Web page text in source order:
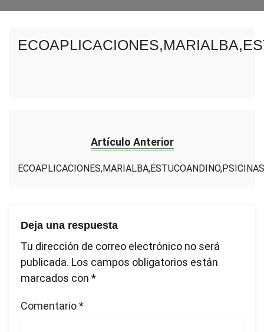
Artículo Anterior
ECOAPLICACIONES,MARIALBA,ESTUCOANDINO,PSICINAS
Deja una respuesta
Tu dirección de correo electrónico no será
publicada. Los campos obligatorios están
marcados con *
Comentario*